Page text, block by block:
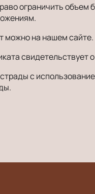
ограничить
можно на нашем сайте.
свидетельствует
с